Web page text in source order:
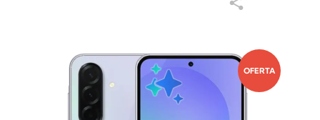
OFERTA